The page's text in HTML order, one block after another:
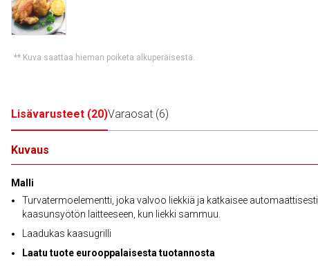
** Kuva saattaa hieman poiketa alkuperäisestä.
Lisävarusteet (20)Varaosat (6)
Kuvaus
Malli
Turvatermoelementti, joka valvoo liekkiä ja katkaisee automaattisesti
kaasunsyötön laitteeseen, kun liekki sammuu.
Laadukas kaasugrilli
Laatu tuote eurooppalaisesta tuotannosta